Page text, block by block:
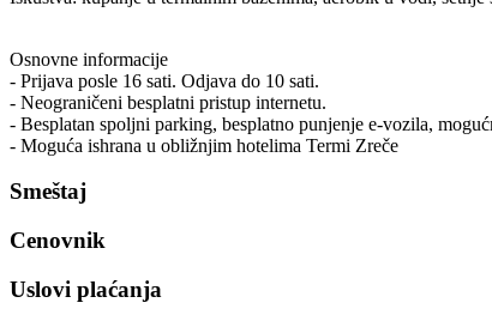
Osnovne informacije
- Prijava posle 16 sati. Odjava do 10 sati.
- Neograničeni besplatni pristup internetu.
- Besplatan spoljni parking, besplatno punjenje e-vozila,
- Moguća ishrana u obližnjim hotelima Termi Zreče
Smeštaj
Cenovnik
Uslovi plaćanja